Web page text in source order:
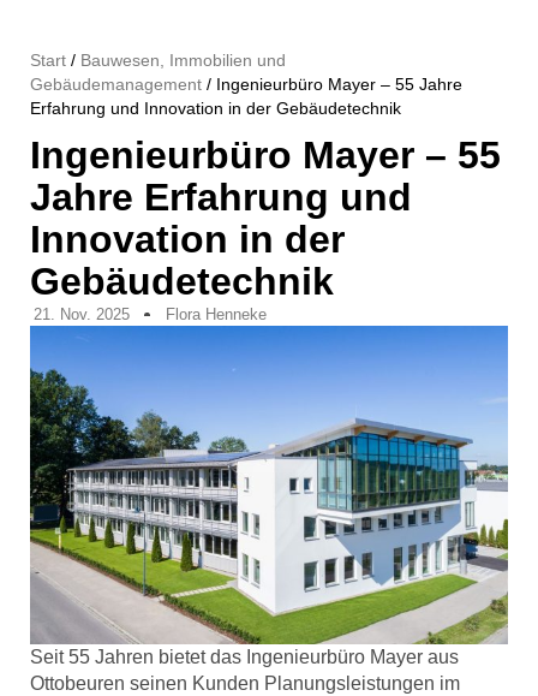
Start / Bauwesen, Immobilien und
Gebäudemanagement / Ingenieurbüro Mayer – 55 Jahre
Erfahrung und Innovation in der Gebäudetechnik
Ingenieurbüro Mayer – 55
Jahre Erfahrung und
Innovation in der
Gebäudetechnik
21. Nov. 2025 Flora Henneke
Seit 55 Jahren bietet das Ingenieurbüro Mayer aus
Ottobeuren seinen Kunden Planungsleistungen im